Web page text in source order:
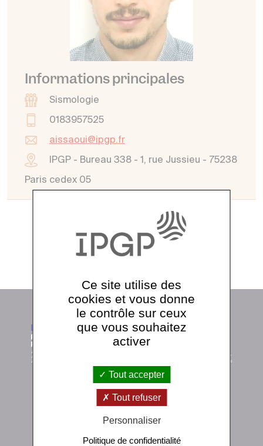
Informations principales
Sismologie
0183957525
aissaoui@ipgp.fr
IPGP - Bureau 338 - 1, rue Jussieu - 75238
Paris cedex 05
Voir tout l'annuaire
Institut de physique du globe de Paris
1 rue Jussieu 75238 Paris Cedex 05
Ce site utilise des
cookies et vous donne
le contrôle sur ceux
que vous souhaitez
activer
Tout accepter
Tout refuser
Personnaliser
Politique de confidentialité